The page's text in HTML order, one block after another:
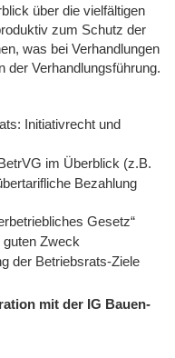
über die vielfältigen
zum Schutz der
was bei Verhandlungen
der Verhandlungsführung.
Initiativrecht und
im Überblick (z.B.
Bezahlung
Gesetz“
Zweck
der Betriebsrats-Ziele
mit der IG Bauen-